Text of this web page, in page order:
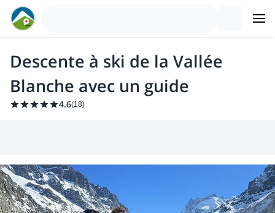
Descente à ski de la Vallée
Blanche avec un guide
4.6(18)